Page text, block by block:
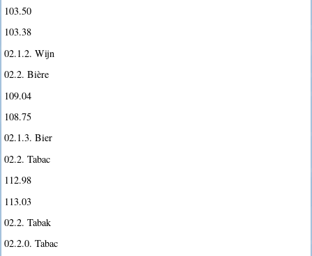
103.50
103.38
02.1.2. Wijn
02.2. Bière
109.04
108.75
02.1.3. Bier
02.2. Tabac
112.98
113.03
02.2. Tabak
02.2.0. Tabac